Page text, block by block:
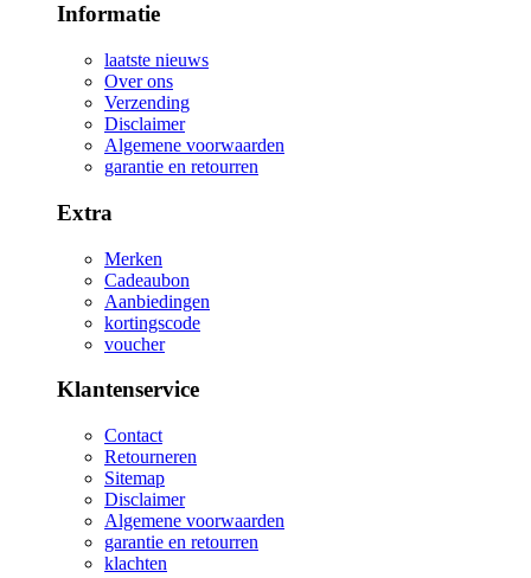
Informatie
laatste nieuws
Over ons
Verzending
Disclaimer
Algemene voorwaarden
garantie en retourren
Extra
Merken
Cadeaubon
Aanbiedingen
kortingscode
voucher
Klantenservice
Contact
Retourneren
Sitemap
Disclaimer
Algemene voorwaarden
garantie en retourren
klachten